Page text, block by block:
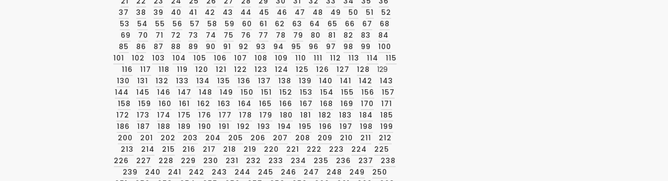
37
38 39 40 41 42 43 44 45 46 47 48 49 50 51
52
53
54 55 56 57 58 59 60 61 62 63 64 65 66 67
68
69
70 71 72 73 74 75 76 77 78 79 80 81 82 83
84
85
86 87 88 89 90 91 92 93 94 95 96 97 98 99
100
101
102 103 104 105 106 107 108 109 110 111 112 113 114
115
116
117 118 119 120 121 122 123 124 125 126 127 128
129
130
131 132 133 134 135 136 137 138 139 140 141 142
143
144
145 146 147 148 149 150 151 152 153 154 155 156
157
158
159 160 161 162 163 164 165 166 167 168 169 170
171
172
173 174 175 176 177 178 179 180 181 182 183 184
185
186
187 188 189 190 191 192 193 194 195 196 197 198
199
200
201 202 203 204 205 206 207 208 209 210 211
212
213
214 215 216 217 218 219 220 221 222 223 224
225
226
227 228 229 230 231 232 233 234 235 236 237
238
239
240 241 242 243 244 245 246 247 248 249
250